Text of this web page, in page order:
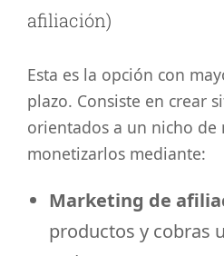
afiliación)
Esta es la opción con
plazo. Consiste en crear
orientados a un nicho de
monetizarlos mediante:
Marketing de
productos y cobras